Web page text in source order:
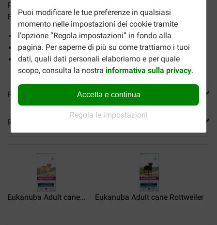
Puoi modificare le tue preferenze in qualsiasi
momento nelle impostazioni dei cookie tramite
l'opzione “Regola impostazioni” in fondo alla
pagina. Per saperne di più su come trattiamo i tuoi
dati, quali dati personali elaboriamo e per quale
scopo, consulta la nostra informativa sulla privacy.
Accetta e continua
Regola le impostazioni
Parson Russell Terrier, Fox Terrier a pelo liscio o ruvido, e
Border Terrier a partire da 1 anno di età.
Ricco di proteine
Sviluppato da esperti
Per una salute ottimale
Più informazioni
Reviews
Eukanuba Adult cane... Eukanuba Adult cane Rottweiler